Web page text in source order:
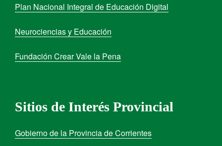
Plan Nacional Integral de Educación Digital
Neurociencias y Educación
Fundación Crear Vale la Pena
Sitios de Interés Provincial
Gobierno de la Provincia de Corrientes